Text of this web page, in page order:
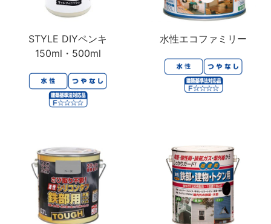
STYLE DIYペンキ
150ml・500ml
水性エコファミリー